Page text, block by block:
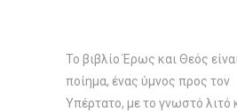
Το βιβλίο Έρως και Θεός
ποίημα, ένας ύμνος προς τον
Υπέρτατο, με το γνωστό λιτό